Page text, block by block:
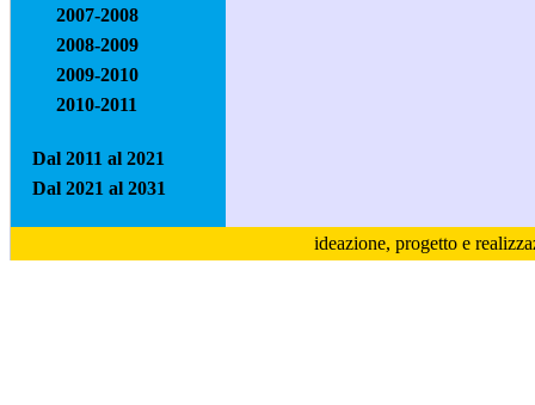
2007-2008
2008-2009
2009-2010
2010-2011
Dal 2011 al 2021
Dal 2021 al 2031
ideazione, progetto e